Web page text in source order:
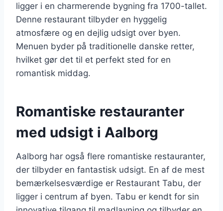
ligger i en charmerende bygning fra 1700-tallet.
Denne restaurant tilbyder en hyggelig
atmosfære og en dejlig udsigt over byen.
Menuen byder på traditionelle danske retter,
hvilket gør det til et perfekt sted for en
romantisk middag.
Romantiske restauranter
med udsigt i Aalborg
Aalborg har også flere romantiske restauranter,
der tilbyder en fantastisk udsigt. En af de mest
bemærkelsesværdige er Restaurant Tabu, der
ligger i centrum af byen. Tabu er kendt for sin